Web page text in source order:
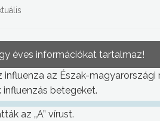
éves információkat tartalmaz!
influenza az Észak-
influenzás betegeket.
az „A” vírust.